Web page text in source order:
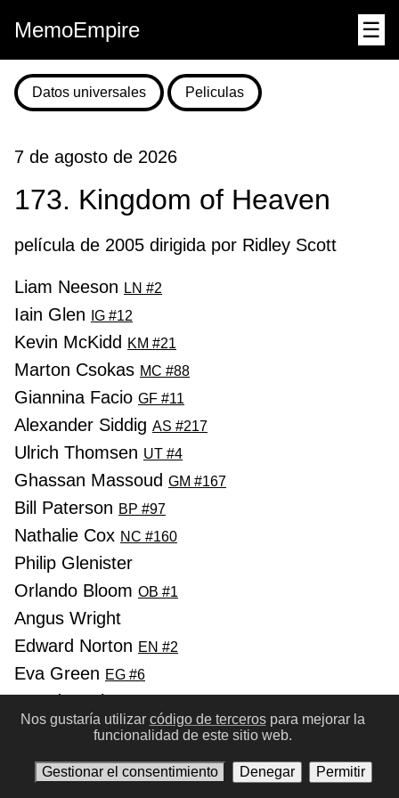
MemoEmpire ☰
Datos universales Peliculas
7 de agosto de 2026
173. Kingdom of Heaven
película de 2005 dirigida por Ridley Scott
Liam Neeson LN #2
Iain Glen IG #12
Kevin McKidd KM #21
Marton Csokas MC #88
Giannina Facio GF #11
Alexander Siddig AS #217
Ulrich Thomsen UT #4
Ghassan Massoud GM #167
Bill Paterson BP #97
Nathalie Cox NC #160
Philip Glenister
Orlando Bloom OB #1
Angus Wright
Edward Norton EN #2
Eva Green EG #6
Brendan Gleeson
Michael SheenMS #38
Nikolaj Coster-WaldauNC #9
Nos gustaría utilizar código de tercerospara mejorar la
funcionalidad de este sitio web.
Gestionar el consentimiento Denegar Permitir